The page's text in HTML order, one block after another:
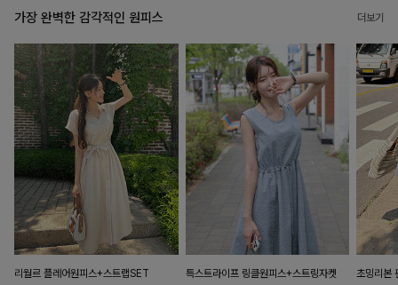
가장 완벽한 감각적인 원피스 더보기
리월르 플레어원피스+스트랩SET
특스트라이프 링클원피스+스트링자켓
초밍리본